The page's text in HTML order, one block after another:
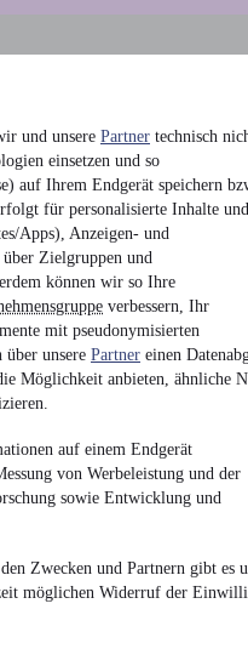
und unsere Partner technisch
einsetzen und so
auf Ihrem Endgerät speichern
für personalisierte Inhalte und
Apps), Anzeigen- und
über Zielgruppen und
können wir so Ihre
verbessern, Ihr
mit pseudonymisierten
über unsere Partner einen
Möglichkeit anbieten, ähnliche
auf einem Endgerät
von Werbeleistung und der
sowie Entwicklung und
Zwecken und Partnern gibt es
möglichen Widerruf der
oderLeasing-Angebote